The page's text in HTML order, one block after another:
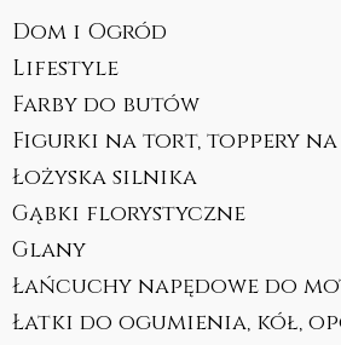
Dom i Ogród
Lifestyle
Farby do butów
Figurki na tort, toppery
Łożyska silnika
Gąbki florystyczne
Glany
Łańcuchy napędowe do
Łatki do ogumienia, kół,